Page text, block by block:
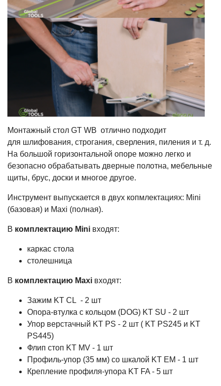
Монтажный стол GT WB отлично подходит
для шлифования, строгания, сверления, пиления и т. д.
На большой горизонтальной опоре можно легко и
безопасно обрабатывать дверные полотна, мебельные
щиты, брус, доски и многое другое.
Инструмент выпускается в двух копмлектациях: Mini
(базовая) и Maxi (полная).
В комплектацию Mini входят:
каркас стола
столешница
В комплектацию Maxi входят:
Зажим KT CL - 2 шт
Опора-втулка c кольцом (DOG) KT SU - 2 шт
Упор верстачный KT PS - 2 шт ( KT PS245 и KT
PS445)
Флип стоп KT MV - 1 шт
Профиль-упор (35 мм) со шкалой KT EM - 1 шт
Крепление профиля-упора KT FA - 5 шт